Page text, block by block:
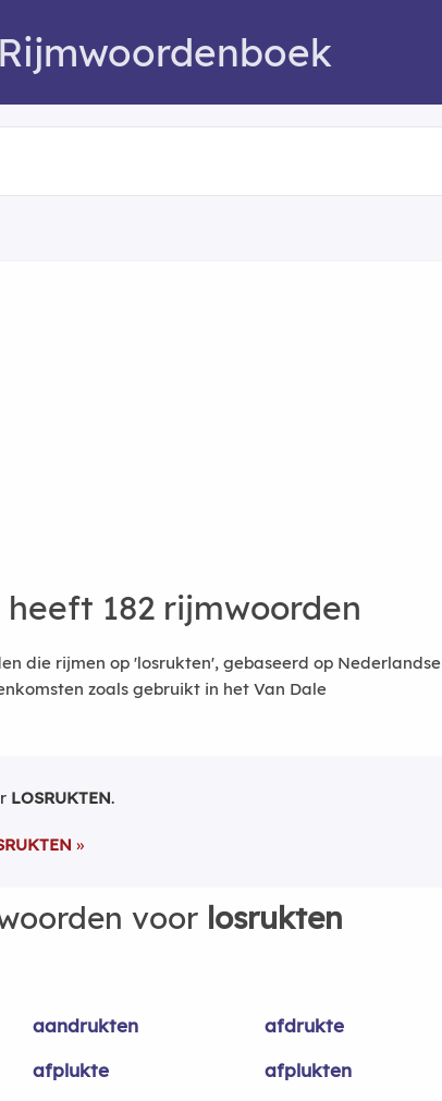
Rijmwoordenboek
heeft 182 rijmwoorden
die rijmen op 'losrukten', gebaseerd op Nederlandse
zoals gebruikt in het Van Dale
LOSRUKTEN.
voor losrukten
aandrukten
afdrukte
afplukte
afplukten